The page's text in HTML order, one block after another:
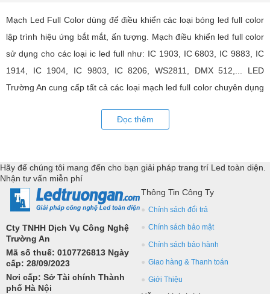
Mạch Led Full Color dùng để điều khiển các loại bóng led full color
lập trình hiệu ứng bắt mắt, ấn tượng. Mạch điều khiển led full color
sử dụng cho các loại ic led full như: IC 1903, IC 6803, IC 9883, IC
1914, IC 1904, IC 9803, IC 8206, WS2811, DMX 512,... LED
Trường An cung cấp tất cả các loại mạch led full color chuyên dụng
phòng Bar - Karaoke,... Đồng hành, hỗ trợ kỹ thuật lập trình, tư
Đọc thêm
Hãy để chúng tôi mang đến cho bạn giải pháp trang trí Led toàn diện.
Nhận tư vấn miễn phí
Cty TNHH Dịch Vụ Công Nghệ
Trường An
Mã số thuế: 0107726813 Ngày
cấp: 28/09/2023
Nơi cấp: Sở Tài chính Thành
phố Hà Nội
Thông Tin Công Ty
Chính sách đổi trả
Chính sách bảo mật
Chính sách bảo hành
Giao hàng & Thanh toán
Giới Thiệu